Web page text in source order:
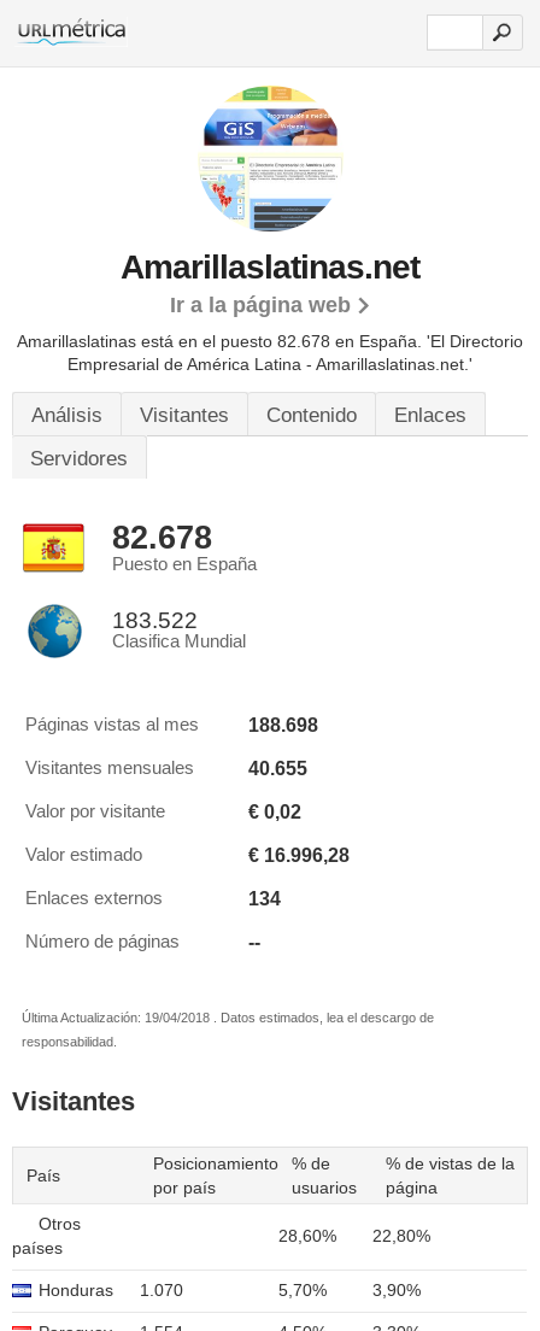
Amarillaslatinas.net
Ir a la página web
Amarillaslatinas está en el puesto 82.678 en España. 'El Directorio
Empresarial de América Latina - Amarillaslatinas.net.'
Análisis Visitantes Contenido
Enlaces
Servidores
82.678
Puesto en España
183.522
Clasifica Mundial
Páginas vistas al mes 188.698
Visitantes mensuales 40.655
Valor por visitante € 0,02
Valor estimado € 16.996,28
Enlaces externos 134
Número de páginas --
Última Actualización: 19/04/2018 . Datos estimados, lea el descargo de
responsabilidad.
Visitantes
País
Posicionamiento
por país
% de
usuarios
% de vistas de la
página
Otros
países
28,60% 22,80%
Honduras 1.070 5,70% 3,90%